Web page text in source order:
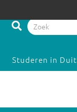
Studeren in